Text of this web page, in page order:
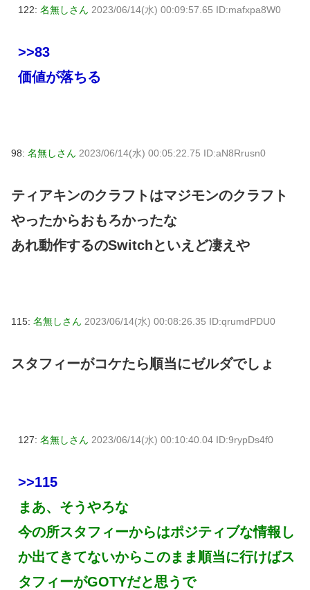
122: 名無しさん 2023/06/14(水) 00:09:57.65 ID:mafxpa8W0
>>83
価値が落ちる
98: 名無しさん 2023/06/14(水) 00:05:22.75 ID:aN8Rrusn0
ティアキンのクラフトはマジモンのクラフト
やったからおもろかったな
あれ動作するのSwitchといえど凄えや
115: 名無しさん 2023/06/14(水) 00:08:26.35 ID:qrumdPDU0
スタフィーがコケたら順当にゼルダでしょ
127: 名無しさん 2023/06/14(水) 00:10:40.04 ID:9rypDs4f0
>>115
まあ、そうやろな
今の所スタフィーからはポジティブな情報し
か出てきてないからこのまま順当に行けばス
タフィーがGOTYだと思うで